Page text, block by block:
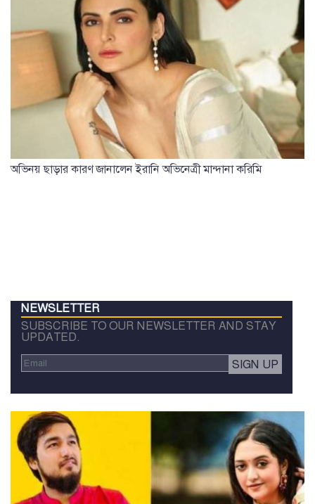
অভিনয় ছাড়ার কারণ জানালেন ইরানি অভিনেত্রী মান্দানা করিমি
NEWSLETTER
SUBSCRIBE TO OUR NEWSLETTER AND STAY
UPDATED.